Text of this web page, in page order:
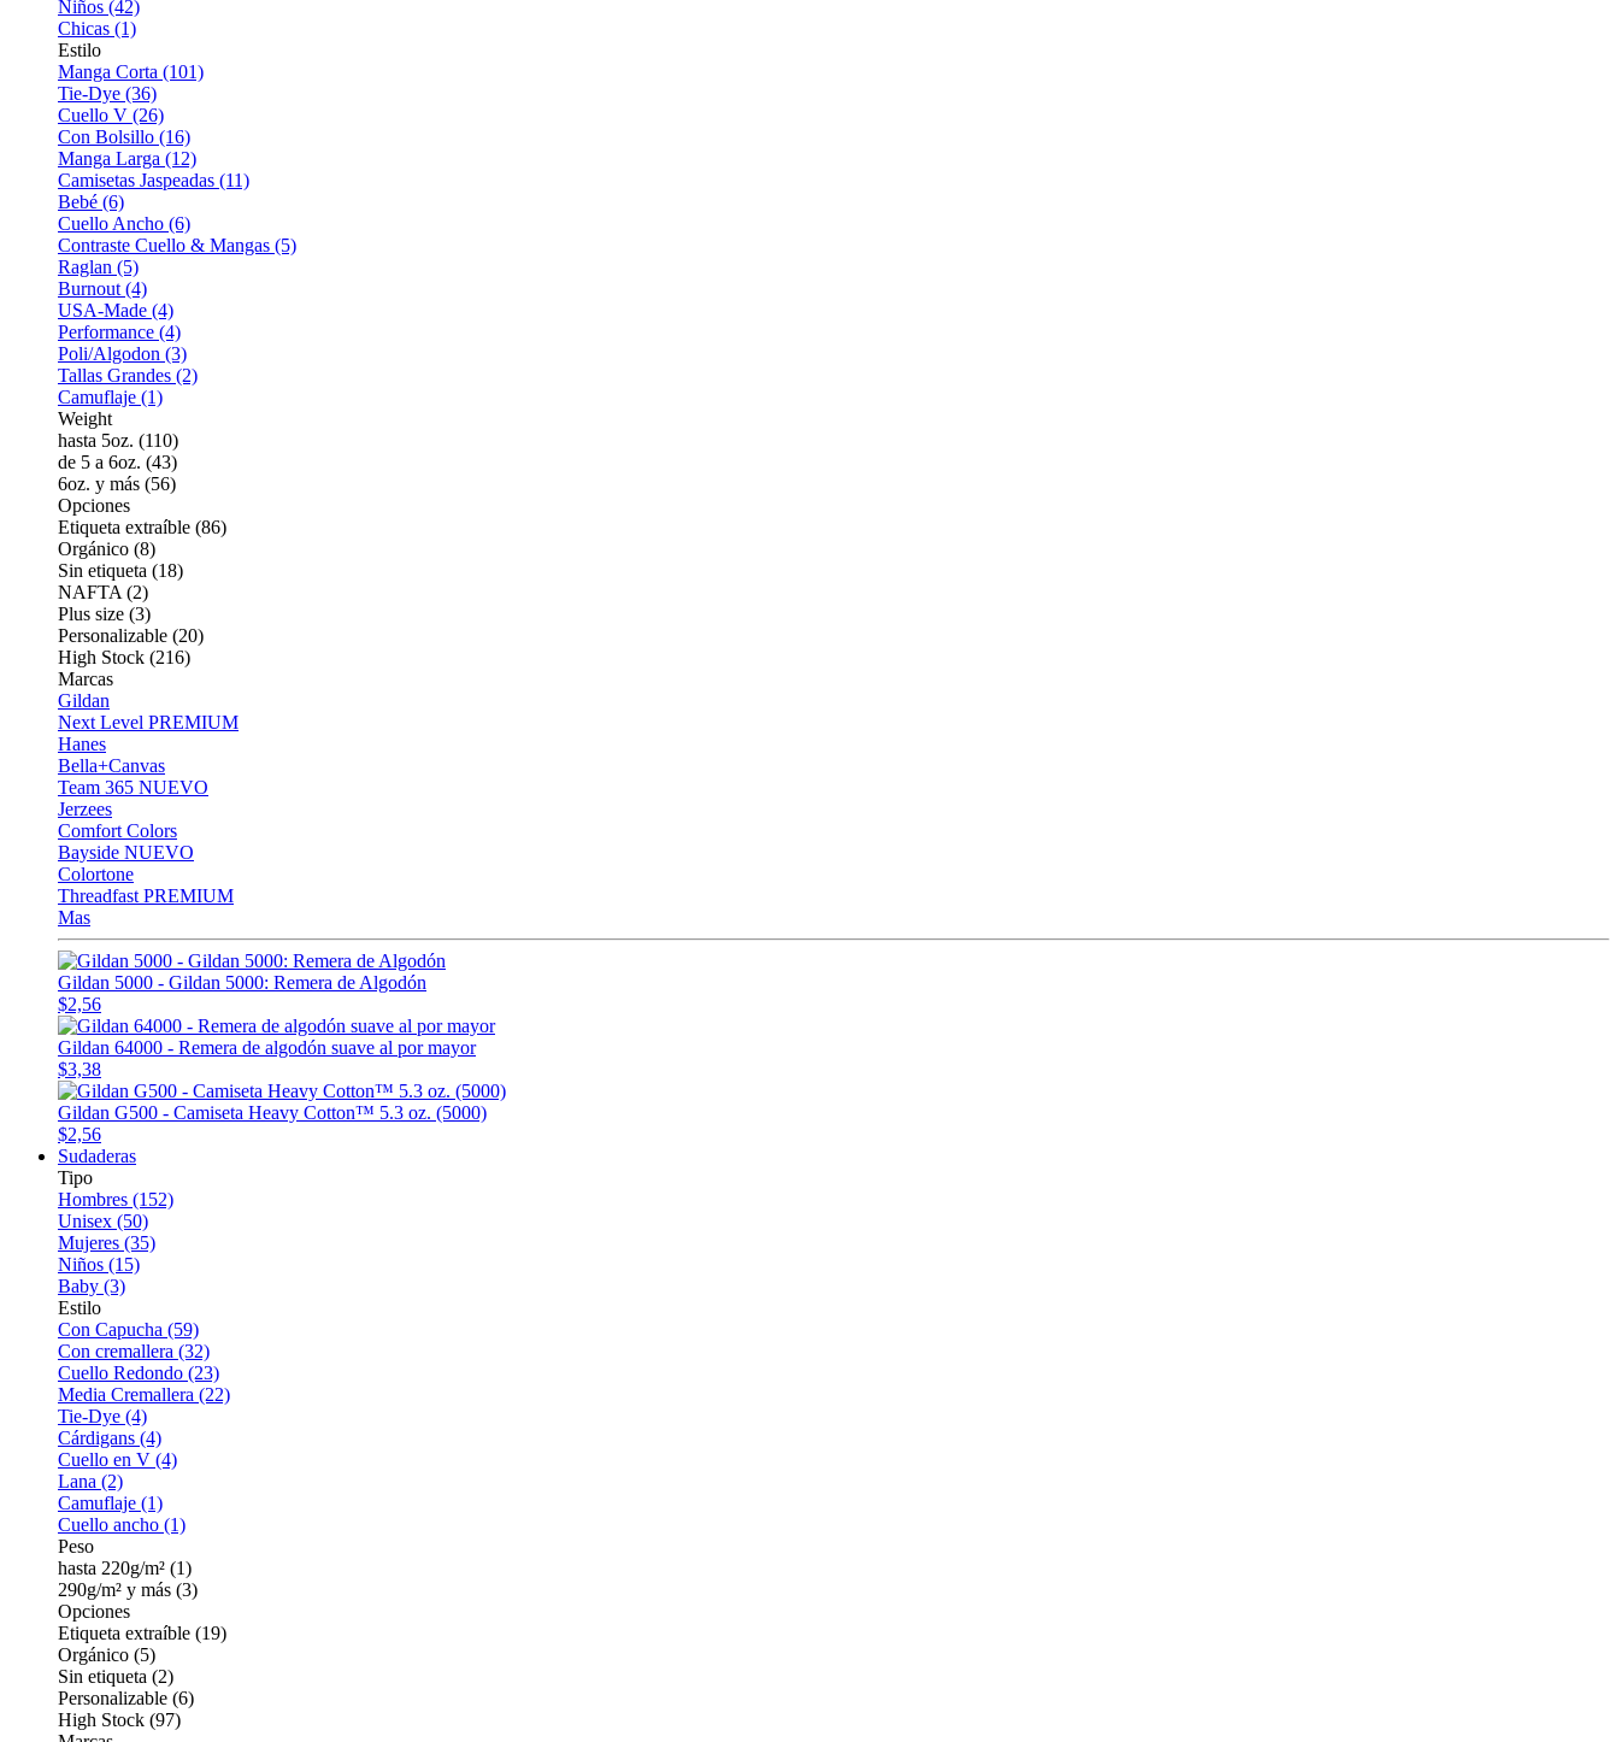
Niños (42)
Chicas (1)
Estilo
Manga Corta (101)
Tie-Dye (36)
Cuello V (26)
Con Bolsillo (16)
Manga Larga (12)
Camisetas Jaspeadas (11)
Bebé (6)
Cuello Ancho (6)
Contraste Cuello & Mangas (5)
Raglan (5)
Burnout (4)
USA-Made (4)
Performance (4)
Poli/Algodon (3)
Tallas Grandes (2)
Camuflaje (1)
Weight
hasta 5oz. (110)
de 5 a 6oz. (43)
6oz. y más (56)
Opciones
Etiqueta extraíble (86)
Orgánico (8)
Sin etiqueta (18)
NAFTA (2)
Plus size (3)
Personalizable (20)
High Stock (216)
Marcas
Gildan
Next Level PREMIUM
Hanes
Bella+Canvas
Team 365 NUEVO
Jerzees
Comfort Colors
Bayside NUEVO
Colortone
Threadfast PREMIUM
Mas
Gildan 5000 - Gildan 5000: Remera de Algodón
$2,56
Gildan 64000 - Remera de algodón suave al por mayor
$3,38
Gildan G500 - Camiseta Heavy Cotton™ 5.3 oz. (5000)
$2,56
Sudaderas
Tipo
Hombres (152)
Unisex (50)
Mujeres (35)
Niños (15)
Baby (3)
Estilo
Con Capucha (59)
Con cremallera (32)
Cuello Redondo (23)
Media Cremallera (22)
Tie-Dye (4)
Cárdigans (4)
Cuello en V (4)
Lana (2)
Camuflaje (1)
Cuello ancho (1)
Peso
hasta 220g/m² (1)
290g/m² y más (3)
Opciones
Etiqueta extraíble (19)
Orgánico (5)
Sin etiqueta (2)
Personalizable (6)
High Stock (97)